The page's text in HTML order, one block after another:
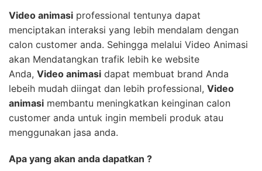
Video animasi professional tentunya dapat
menciptakan interaksi yang lebih mendalam dengan
calon customer anda. Sehingga melalui Video Animasi
akan Mendatangkan trafik lebih ke website
Anda, Video animasi dapat membuat brand Anda
lebeih mudah diingat dan lebih professional, Video
animasi membantu meningkatkan keinginan calon
customer anda untuk ingin membeli produk atau
menggunakan jasa anda.
Apa yang akan anda dapatkan ?